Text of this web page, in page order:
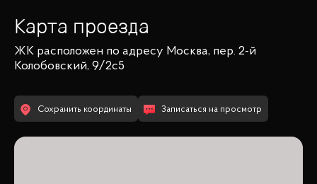
Карта проезда
ЖК расположен по адресу Москва, пер. 2-й
Колобовский, 9/2с5
Сохранить координаты Записаться на просмотр